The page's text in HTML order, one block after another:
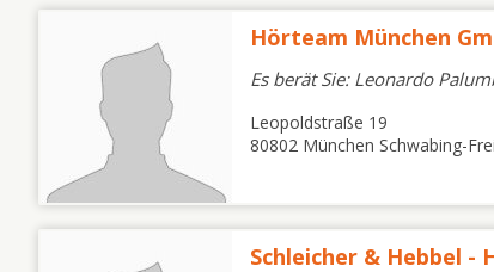
Hörteam München
Es berät Sie: Leonardo
Leopoldstraße 19
80802 München Schwabing-
Schleicher & Hebbel -